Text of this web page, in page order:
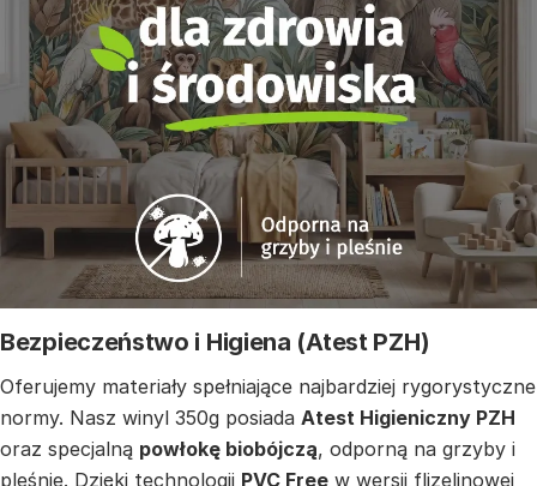
Bezpieczeństwo i Higiena (Atest PZH)
Oferujemy materiały spełniające najbardziej rygorystyczne
normy. Nasz winyl 350g posiada Atest Higieniczny PZH
oraz specjalną powłokę biobójczą, odporną na grzyby i
pleśnie. Dzięki technologii PVC Free w wersji flizelinowej